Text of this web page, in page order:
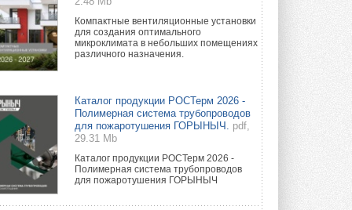
Компактные вентиляционные установки
для создания оптимального
микроклимата в небольших помещениях
различного назначения.
Каталог продукции РОСТерм 2026 -
Полимерная система трубопроводов
для пожаротушения ГОРЫНЫЧ.
pdf,
29.31 Mb
Каталог продукции РОСТерм 2026 -
Полимерная система трубопроводов
для пожаротушения ГОРЫНЫЧ